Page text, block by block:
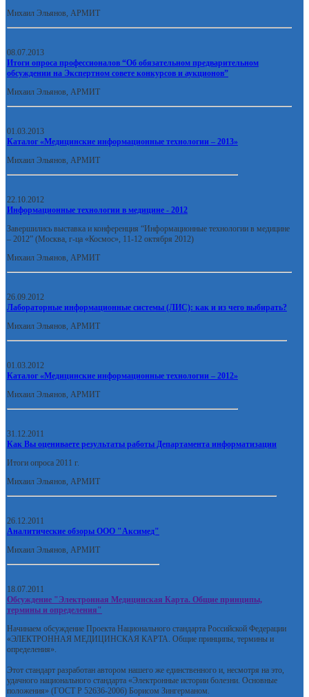
Михаил Эльянов, АРМИТ
08.07.2013
Итоги опроса профессионалов “Об обязательном предварительном
обсуждении на Экспертном совете конкурсов и аукционов”
Михаил Эльянов, АРМИТ
01.03.2013
Каталог «Медицинские информационные технологии – 2013»
Михаил Эльянов, АРМИТ
22.10.2012
Информационные технологии в медицине - 2012
Завершились выставка и конференция “Информационные технологии в медицине
– 2012” (Москва, г-ца «Космос», 11-12 октября 2012)
Михаил Эльянов, АРМИТ
26.09.2012
Лабораторные информационные системы (ЛИС): как и из чего выбирать?
Михаил Эльянов, АРМИТ
01.03.2012
Каталог «Медицинские информационные технологии – 2012»
Михаил Эльянов, АРМИТ
31.12.2011
Как Вы оцениваете результаты работы Департамента информатизации
Итоги опроса 2011 г.
Михаил Эльянов, АРМИТ
26.12.2011
Аналитические обзоры ООО "Аксимед"
Михаил Эльянов, АРМИТ
18.07.2011
Обсуждение "Электронная Медицинская Карта. Общие принципы,
термины и определения"
Начинаем обсуждение Проекта Национального стандарта Российской Федерации
«ЭЛЕКТРОННАЯ МЕДИЦИНСКАЯ КАРТА. Общие принципы, термины и
определения».
Этот стандарт разработан автором нашего же единственного и, несмотря на это,
удачного национального стандарта «Электронные истории болезни. Основные
положения» (ГОСТ Р 52636-2006) Борисом Зингерманом.